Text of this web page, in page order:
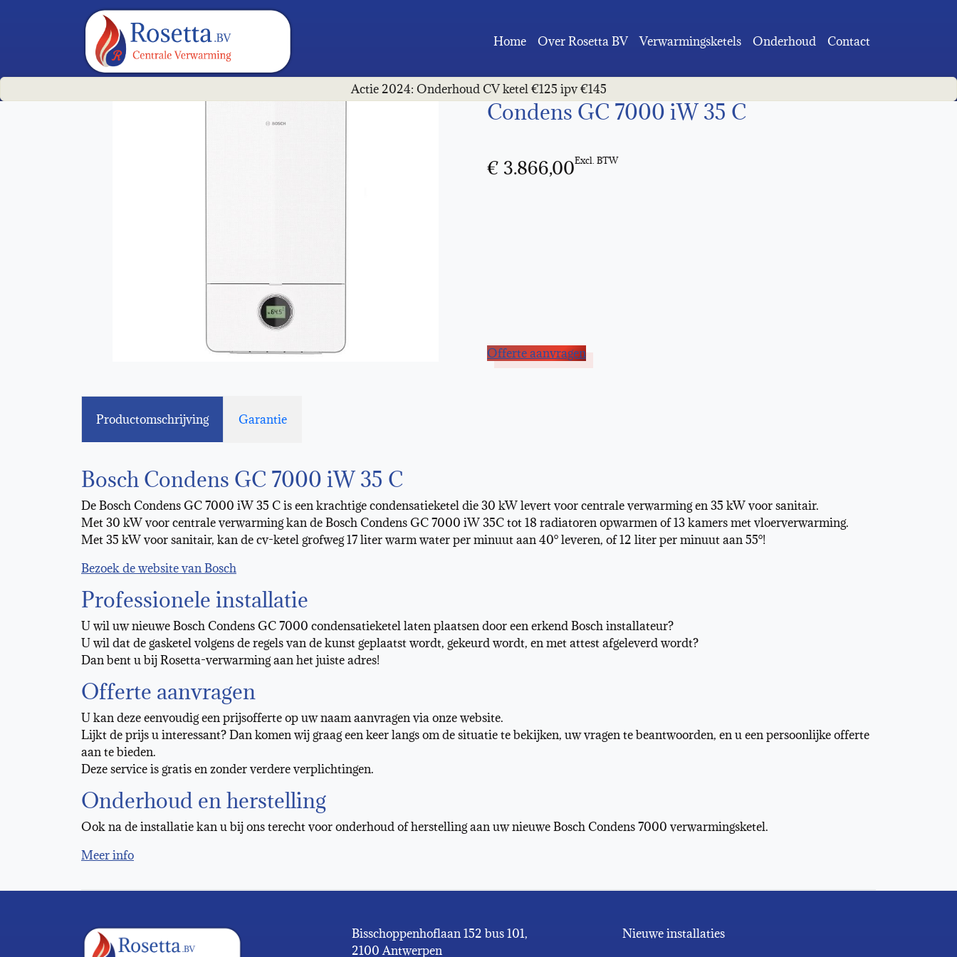
Home Over Rosetta BV Verwarmingsketels Onderhoud Contact
Actie 2024: Onderhoud CV ketel €125 ipv €145Installatie condensatieketel Bosch
Condens GC 7000 iW 35 C
€ 3.866,00Excl. BTW
Offerte aanvragen
Productomschrijving Garantie
Bosch Condens GC 7000 iW 35 C
De Bosch Condens GC 7000 iW 35 C is een krachtige condensatieketel die 30 kW levert voor centrale verwarming en 35 kW voor sanitair.
Met 30 kW voor centrale verwarming kan de Bosch Condens GC 7000 iW 35C tot 18 radiatoren opwarmen of 13 kamers met vloerverwarming.
Met 35 kW voor sanitair, kan de cv-ketel grofweg 17 liter warm water per minuut aan 40° leveren, of 12 liter per minuut aan 55°!
Bezoek de website van Bosch
Professionele installatie
U wil uw nieuwe Bosch Condens GC 7000 condensatieketel laten plaatsen door een erkend Bosch installateur?
U wil dat de gasketel volgens de regels van de kunst geplaatst wordt, gekeurd wordt, en met attest afgeleverd wordt?
Dan bent u bij Rosetta-verwarming aan het juiste adres!
Offerte aanvragen
U kan deze eenvoudig een prijsofferte op uw naam aanvragen via onze website.
Lijkt de prijs u interessant? Dan komen wij graag een keer langs om de situatie te bekijken, uw vragen te beantwoorden, en u een persoonlijke offerte
aan te bieden.
Deze service is gratis en zonder verdere verplichtingen.
Onderhoud en herstelling
Ook na de installatie kan u bij ons terecht voor onderhoud of herstelling aan uw nieuwe Bosch Condens 7000 verwarmingsketel.
Meer info
Bisschoppenhoflaan 152 bus 101,
2100 Antwerpen
Nieuwe installaties